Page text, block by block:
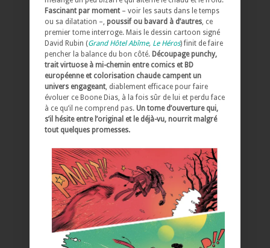
Fascinant par moment – voir les sauts dans le temps
ou sa dilatation –, poussif ou bavard à d’autres, ce
premier tome interroge. Mais le dessin cartoon signé
David Rubin (Grand Hôtel Abîme, Le Héros) finit de faire
pencher la balance du bon côté. Découpage punchy,
trait virtuose à mi-chemin entre comics et BD
européenne et colorisation chaude campent un
univers engageant, diablement efficace pour faire
évoluer ce Boone Dias, à la fois sûr de lui et perdu face
à ce qu’il ne comprend pas. Un tome d’ouverture qui,
s’il hésite entre l’original et le déjà-vu, nourrit malgré
tout quelques promesses.